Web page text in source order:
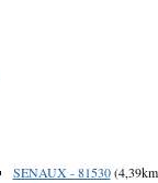
SENAUX - 81530